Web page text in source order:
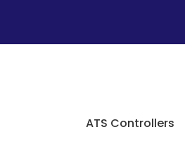
ATS Controllers